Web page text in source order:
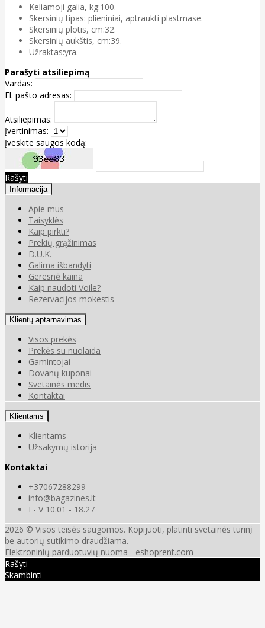
Keliamoji galia, kg:100.
Skersinių tipas: plieniniai, aptraukti plastmase.
Skersinių plotis, cm:32.
Skersinių aukštis, cm:39.
Užraktas:yra.
Parašyti atsiliepimą
Vardas:
El. pašto adresas:
Atsiliepimas:
Įvertinimas:
Įveskite saugos kodą:
Rašyti
Informacija
Apie mus
Taisyklės
Kaip pirkti?
Prekių grąžinimas
D.U.K.
Galima išbandyti
Geresnė kaina
Kaip naudoti Voile?
Rezervacijos mokestis
Klientų aptarnavimas
Visos prekės
Prekės su nuolaida
Gamintojai
Dovanų kuponai
Svetainės medis
Kontaktai
Klientams
Klientams
Užsakymų istorija
Kontaktai
+37067288299
info@bagazines.lt
I - V 10.01 - 18.27
2026 © Visos teisės saugomos. Kopijuoti, platinti svetainės turinį
be autorių sutikimo draudžiama.
Elektroninių parduotuvių nuoma - eshoprent.com
Rašyti
Skambinti